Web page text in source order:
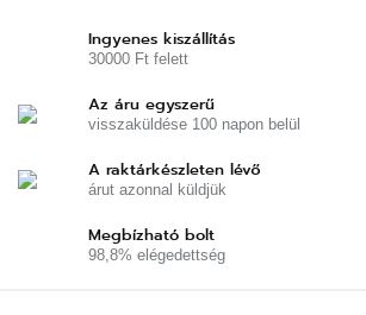
Ingyenes kiszállítás
30000 Ft felett
Az áru egyszerű
visszaküldése 100 napon belül
A raktárkészleten lévő
árut azonnal küldjük
Megbízható bolt
98,8% elégedettség